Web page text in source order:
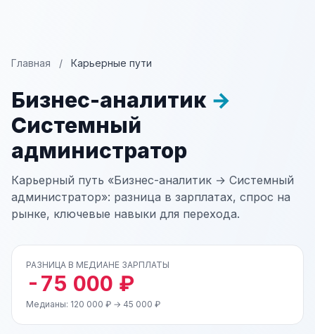
Главная / Карьерные пути
Бизнес-аналитик →
Системный
администратор
Карьерный путь «Бизнес-аналитик → Системный
администратор»: разница в зарплатах, спрос на
рынке, ключевые навыки для перехода.
РАЗНИЦА В МЕДИАНЕ ЗАРПЛАТЫ
-75 000 ₽
Медианы: 120 000 ₽ → 45 000 ₽